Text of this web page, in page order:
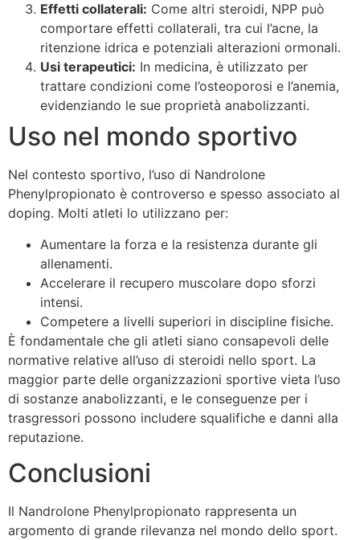
Effetti collaterali: Come altri steroidi, NPP può
comportare effetti collaterali, tra cui l’acne, la
ritenzione idrica e potenziali alterazioni ormonali.
Usi terapeutici: In medicina, è utilizzato per
trattare condizioni come l’osteoporosi e l’anemia,
evidenziando le sue proprietà anabolizzanti.
Uso nel mondo sportivo
Nel contesto sportivo, l’uso di Nandrolone
Phenylpropionato è controverso e spesso associato al
doping. Molti atleti lo utilizzano per:
Aumentare la forza e la resistenza durante gli
allenamenti.
Accelerare il recupero muscolare dopo sforzi
intensi.
Competere a livelli superiori in discipline fisiche.
È fondamentale che gli atleti siano consapevoli delle
normative relative all’uso di steroidi nello sport. La
maggior parte delle organizzazioni sportive vieta l’uso
di sostanze anabolizzanti, e le conseguenze per i
trasgressori possono includere squalifiche e danni alla
reputazione.
Conclusioni
Il Nandrolone Phenylpropionato rappresenta un
argomento di grande rilevanza nel mondo dello sport.